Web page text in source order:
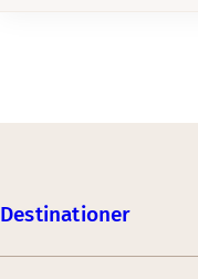
Destinationer